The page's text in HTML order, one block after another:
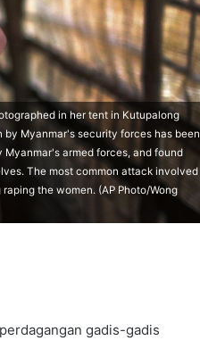
in her tent in Kutupalong
by Myanmar's security forces has been
armed forces, and found
The most common attack involved
the women. (AP Photo/Wong
gadis-gadis